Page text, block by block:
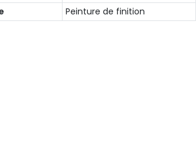
Peinture de finition